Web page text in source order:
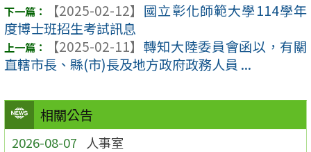
相關公告
2026-08-07 人事室
【2025-02-12】 國立彰化師範大學114學年
度博士班招生考試訊息
【2025-02-11】 轉知大陸委員會函以，有關
直轄市長、縣(市)長及地方政府政務人員 ...